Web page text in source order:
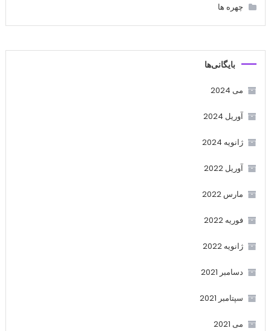
چهره ها
بایگانی‌ها
می 2024
آوریل 2024
ژانویه 2024
آوریل 2022
مارس 2022
فوریه 2022
ژانویه 2022
دسامبر 2021
سپتامبر 2021
می 2021